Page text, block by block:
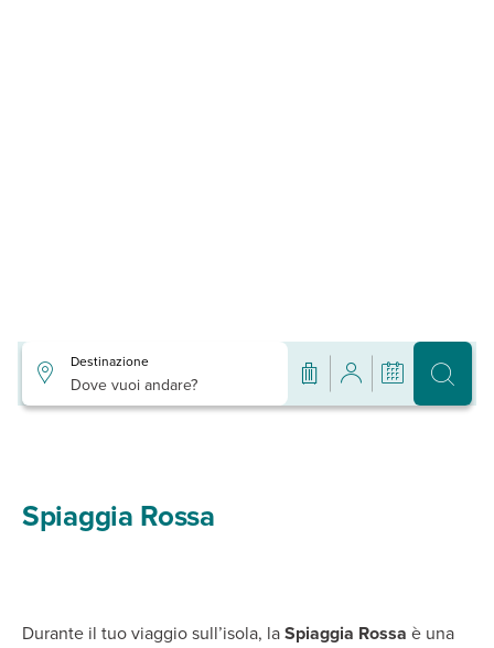
Destinazione
Dove vuoi andare?
Spiaggia Rossa
Durante il tuo viaggio sull’isola, laSpiaggia Rossa è una